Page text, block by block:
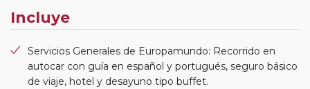
Incluye
Servicios Generales de Europamundo: Recorrido en
autocar con guía en español y portugués, seguro básico
de viaje, hotel y desayuno tipo buffet.